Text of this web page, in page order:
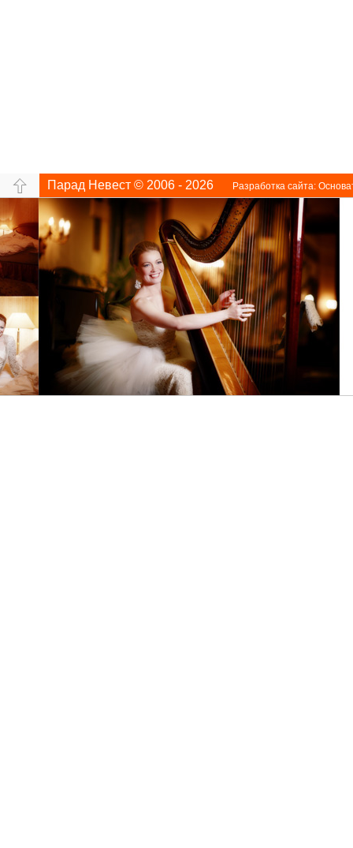
Парад Невест © 2006 - 2026 Разработка сайта: